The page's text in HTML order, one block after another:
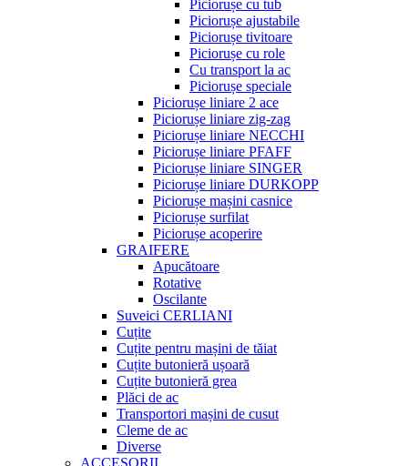
Piciorușe cu tub
Piciorușe ajustabile
Piciorușe tivitoare
Piciorușe cu role
Cu transport la ac
Piciorușe speciale
Piciorușe liniare 2 ace
Piciorușe liniare zig-zag
Piciorușe liniare NECCHI
Piciorușe liniare PFAFF
Piciorușe liniare SINGER
Piciorușe liniare DURKOPP
Piciorușe mașini casnice
Piciorușe surfilat
Piciorușe acoperire
GRAIFERE
Apucătoare
Rotative
Oscilante
Suveici CERLIANI
Cuțite
Cuțite pentru mașini de tăiat
Cuțite butonieră ușoară
Cuțite butonieră grea
Plăci de ac
Transportori mașini de cusut
Cleme de ac
Diverse
ACCESORII